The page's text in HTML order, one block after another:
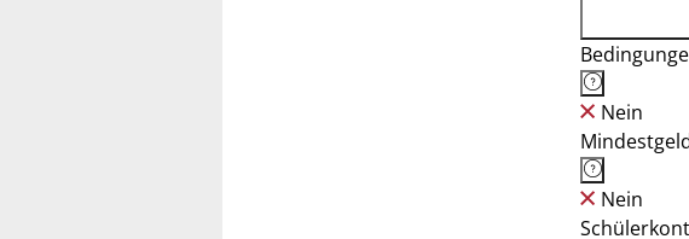
Nein
Nein